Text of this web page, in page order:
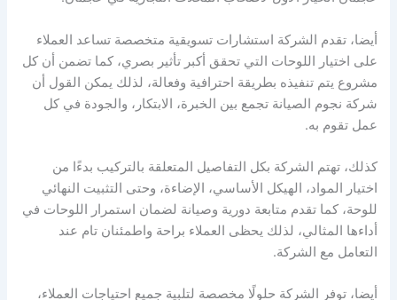
أيضا، تقدم الشركة استشارات تسويقية متخصصة تساعد العملاء
على اختيار اللوحات التي تحقق أكبر تأثير بصري، كما تضمن أن كل
مشروع يتم تنفيذه بطريقة احترافية وفعالة، لذلك يمكن القول أن
شركة نجوم الصيانة تجمع بين الخبرة، الابتكار، والجودة في كل
عمل تقوم به.
كذلك، تهتم الشركة بكل التفاصيل المتعلقة بالتركيب بدءًا من
اختيار المواد، الهيكل الأساسي، الإضاءة، وحتى التثبيت النهائي
للوحة، كما تقدم متابعة دورية وصيانة لضمان استمرار اللوحات في
أداءها المثالي، لذلك يحظى العملاء براحة واطمئنان تام عند
التعامل مع الشركة.
أيضا، توفر الشركة حلولًا مخصصة لتلبية جميع احتياجات العملاء،